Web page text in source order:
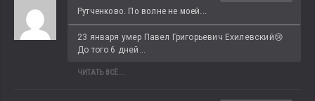
Рутченково. По волне не моей...
23 января умер Павел Григорьевич Ехилевский😢
До того 6 дней...
ЧИТАТЬ ВСЁ...